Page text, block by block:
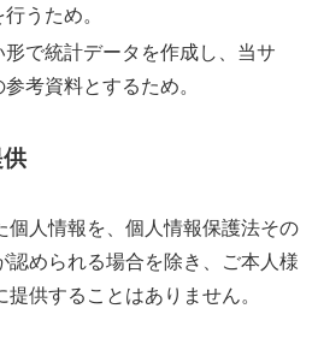
うため。
で統計データを作成し、当サ
考資料とするため。
個人情報を、個人情報保護法その
認められる場合を除き、ご本人様
供することはありません。